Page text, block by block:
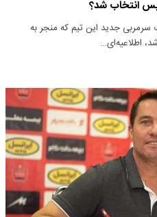
انتخاب شد؟
سرمربی جدید این تیم که منجر به
اطلاعیه‌ای…